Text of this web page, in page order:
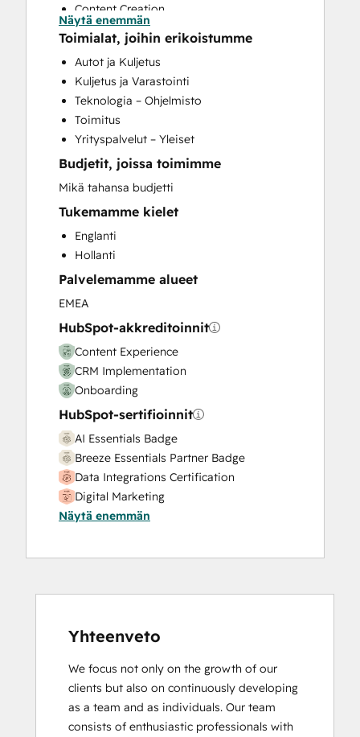
Content Creation
Conversational Marketing
CRM Implementation
CRM Migration
Custom API Integrations
Customer Marketing
Customer Success Training
Customer Support Training
Customer Survey and Analysis
Email Marketing
Help Desk Implementation
HubSpot Onboarding
Knowledge Base Development
Paid Advertising
Programmable Automation
Sales and Marketing Alignment
Sales Coaching and Training
Sales Enablement
Search Engine Optimization
Social Media
Video Production
Website Design
Website Development
Website Migration
Näytä enemmän
Toimialat, joihin erikoistumme
Autot ja Kuljetus
Kuljetus ja Varastointi
Teknologia – Ohjelmisto
Toimitus
Yrityspalvelut – Yleiset
Budjetit, joissa toimimme
Mikä tahansa budjetti
Tukemamme kielet
Englanti
Hollanti
Palvelemamme alueet
EMEA
HubSpot-akkreditoinnit
Content Experience
CRM Implementation
Onboarding
HubSpot-sertifioinnit
AI Essentials Badge
Breeze Essentials Partner Badge
Data Integrations Certification
Digital Marketing
HubSpot Architecture I: Data Models and
HubSpot Implementation for Partners
Certification
HubSpot Sales Hub Software
HubSpot Solutions Partner
Inbound
Inbound Marketing
Inbound Sales
Näytä enemmän
Yhteenveto
We focus not only on the growth of our
clients but also on continuously developing
as a team and as individuals. Our team
consists of enthusiastic professionals with